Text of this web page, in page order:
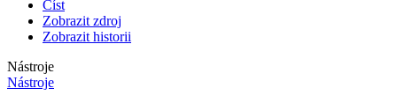
Číst
Zobrazit zdroj
Zobrazit historii
Nástroje
Nástroje